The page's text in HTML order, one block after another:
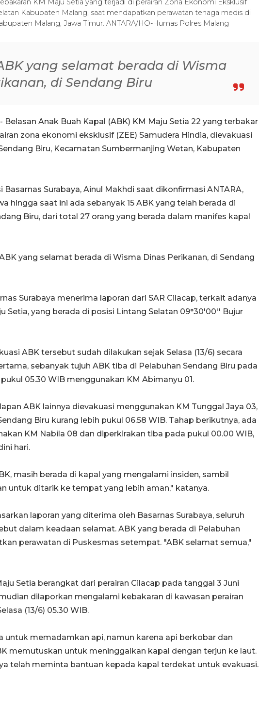
KM Maju Setia yang terjadi di perairan Zona Ekonomi Eksklusif
Kabupaten Malang, saat mendapatkan perawatan tenaga medis di
Malang, Jawa Timur. ANTARA/HO-Humas Polres Malang
yang selamat berada di Wisma
di Sendang Biru
Belasan Anak Buah Kapal (ABK) KM Maju Setia 22 yang terbakar
zona ekonomi eksklusif (ZEE) Samudera Hindia, dievakuasi
Biru, Kecamatan Sumbermanjing Wetan, Kabupaten
Surabaya, Ainul Makhdi saat dikonfirmasi ANTARA,
hingga saat ini ada sebanyak 15 ABK yang telah berada di
Biru, dari total 27 orang yang berada dalam manifes kapal
yang selamat berada di Wisma Dinas Perikanan, di Sendang
Surabaya menerima laporan dari SAR Cilacap, terkait adanya
Setia, yang berada di posisi Lintang Selatan 09°30'00'' Bujur
ABK tersebut sudah dilakukan sejak Selasa (13/6) secara
sebanyak tujuh ABK tiba di Pelabuhan Sendang Biru pada
05.30 WIB menggunakan KM Abimanyu 01.
ABK lainnya dievakuasi menggunakan KM Tunggal Jaya 03,
Biru kurang lebih pukul 06.58 WIB. Tahap berikutnya, ada
KM Nabila 08 dan diperkirakan tiba pada pukul 00.00 WIB,
hari.
masih berada di kapal yang mengalami insiden, sambil
untuk ditarik ke tempat yang lebih aman," katanya.
laporan yang diterima oleh Basarnas Surabaya, seluruh
dalam keadaan selamat. ABK yang berada di Pelabuhan
perawatan di Puskesmas setempat. "ABK selamat semua,"
Setia berangkat dari perairan Cilacap pada tanggal 3 Juni
dilaporkan mengalami kebakaran di kawasan perairan
(13/6) 05.30 WIB.
untuk memadamkan api, namun karena api berkobar dan
memutuskan untuk meninggalkan kapal dengan terjun ke laut.
telah meminta bantuan kepada kapal terdekat untuk evakuasi.
Penguatan struktur jembatan
Niyama Tulungagung
Water Spray" bantu padamkan
kebakaran Bromo
6 Agustus 2026 18:23